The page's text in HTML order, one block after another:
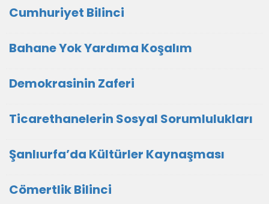
Cumhuriyet Bilinci
Bahane Yok Yardıma Koşalım
Demokrasinin Zaferi
Ticarethanelerin Sosyal Sorumlulukları
Şanlıurfa’da Kültürler Kaynaşması
Cömertlik Bilinci